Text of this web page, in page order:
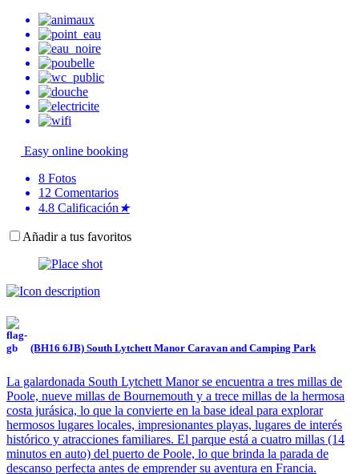
Easy online booking
8 Fotos
12 Comentarios
4.8 Calificación ★
Añadir a tus favoritos
(BH16 6JB) South Lytchett Manor Caravan and Camping Park
La galardonada South Lytchett Manor se encuentra a tres millas de
Poole, nueve millas de Bournemouth y a trece millas de la hermosa
costa jurásica, lo que la convierte en la base ideal para explorar
hermosos lugares locales, impresionantes playas, lugares de interés
histórico y atracciones familiares. El parque está a cuatro millas (14
minutos en auto) del puerto de Poole, lo que brinda la parada de
descanso perfecta antes de emprender su aventura en Francia.